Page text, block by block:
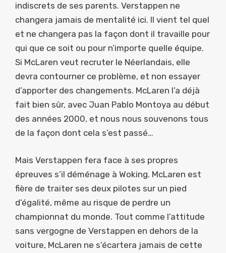
indiscrets de ses parents. Verstappen ne
changera jamais de mentalité ici. Il vient tel quel
et ne changera pas la façon dont il travaille pour
qui que ce soit ou pour n’importe quelle équipe.
Si McLaren veut recruter le Néerlandais, elle
devra contourner ce problème, et non essayer
d’apporter des changements. McLaren l’a déjà
fait bien sûr, avec Juan Pablo Montoya au début
des années 2000, et nous nous souvenons tous
de la façon dont cela s’est passé…
Mais Verstappen fera face à ses propres
épreuves s’il déménage à Woking. McLaren est
fière de traiter ses deux pilotes sur un pied
d’égalité, même au risque de perdre un
championnat du monde. Tout comme l’attitude
sans vergogne de Verstappen en dehors de la
voiture, McLaren ne s’écartera jamais de cette